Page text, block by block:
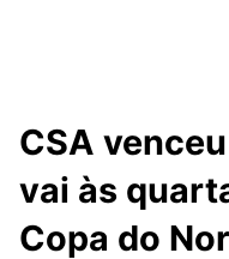
CSA
vai às
Copa do